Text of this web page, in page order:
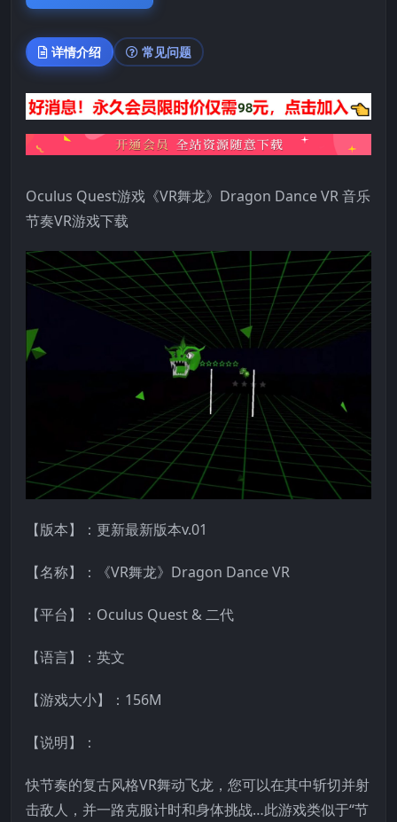
详情介绍 常见问题
Oculus Quest游戏《VR舞龙》Dragon Dance VR 音乐
节奏VR游戏下载
【版本】：更新最新版本v.01
【名称】：《VR舞龙》Dragon Dance VR
【平台】：Oculus Quest & 二代
【语言】：英文
【游戏大小】：156M
【说明】：
快节奏的复古风格VR舞动飞龙，您可以在其中斩切并射
击敌人，并一路克服计时和身体挑战…此游戏类似于“节